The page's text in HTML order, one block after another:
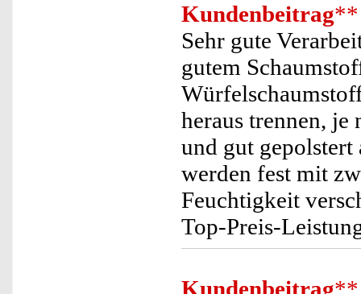
Kundenbeitrag**
Sehr gute
gutem
heraus trennen, je
und gut
werden fest mit
Feuchtigkeit
Top-Preis-
Kundenbeitrag**